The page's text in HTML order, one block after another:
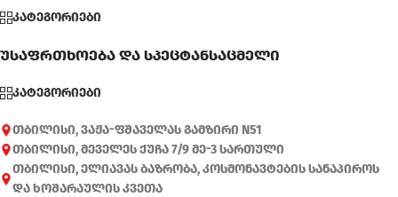
კატეგორიები
უსაფრთხოება და სპეცტანსაცმელი
კატეგორიები
თბილისი, ვაჟა-ფშაველას გამზირი N51
თბილისი, მეველეს ქუჩა 7/9 მე-3 სართული
თბილისი, ელიავას ბაზრობა, კოსმონავტების სანაპიროს
და ხოშარაულის კვეთა